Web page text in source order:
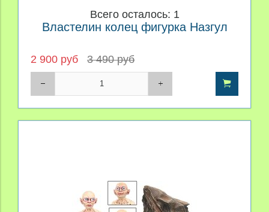
Всего осталось: 1
Властелин колец фигурка Назгул
2 900 руб 3 490 руб